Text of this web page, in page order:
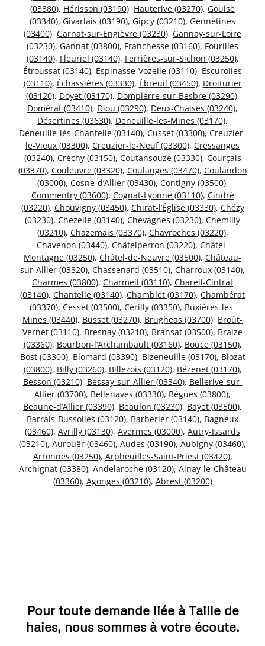
(03380), Hérisson (03190), Hauterive (03270), Gouise
(03340), Givarlais (03190), Gipcy (03210), Gennetines
(03400), Garnat-sur-Engièvre (03230), Gannay-sur-Loire
(03230), Gannat (03800), Franchesse (03160), Fourilles
(03140), Fleuriel (03140), Ferrières-sur-Sichon (03250),
Étroussat (03140), Espinasse-Vozelle (03110), Escurolles
(03110), Échassières (03330), Ébreuil (03450), Droiturier
(03120), Doyet (03170), Dompierre-sur-Besbre (03290),
Domérat (03410), Diou (03290), Deux-Chaises (03240),
Désertines (03630), Deneuille-les-Mines (03170),
Deneuille-lès-Chantelle (03140), Cusset (03300), Creuzier-
le-Vieux (03300), Creuzier-le-Neuf (03300), Cressanges
(03240), Créchy (03150), Coutansouze (03330), Courçais
(03370), Couleuvre (03320), Coulanges (03470), Coulandon
(03000), Cosne-d’Allier (03430), Contigny (03500),
Commentry (03600), Cognat-Lyonne (03110), Cindré
(03220), Chouvigny (03450), Chirat-l’Église (03330), Chézy
(03230), Chezelle (03140), Chevagnes (03230), Chemilly
(03210), Chazemais (03370), Chavroches (03220),
Chavenon (03440), Châtelperron (03220), Châtel-
Montagne (03250), Châtel-de-Neuvre (03500), Château-
sur-Allier (03320), Chassenard (03510), Charroux (03140),
Charmes (03800), Charmeil (03110), Chareil-Cintrat
(03140), Chantelle (03140), Chamblet (03170), Chambérat
(03370), Cesset (03500), Cérilly (03350), Buxières-les-
Mines (03440), Busset (03270), Brugheas (03700), Broût-
Vernet (03110), Bresnay (03210), Bransat (03500), Braize
(03360), Bourbon-l’Archambault (03160), Bouce (03150),
Bost (03300), Blomard (03390), Bizeneuille (03170), Biozat
(03800), Billy (03260), Billezois (03120), Bézenet (03170),
Besson (03210), Bessay-sur-Allier (03340), Bellerive-sur-
Allier (03700), Bellenaves (03330), Bègues (03800),
Beaune-d’Allier (03390), Beaulon (03230), Bayet (03500),
Barrais-Bussolles (03120), Barberier (03140), Bagneux
(03460), Avrilly (03130), Avermes (03000), Autry-Issards
(03210), Aurouër (03460), Audes (03190), Aubigny (03460),
Arronnes (03250), Arpheuilles-Saint-Priest (03420),
Archignat (03380), Andelaroche (03120), Ainay-le-Château
(03360), Agonges (03210), Abrest (03200)
Pour toute demande liée à Taille de
haies, nous sommes à votre écoute.